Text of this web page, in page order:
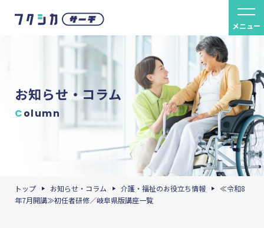
メニュー
お知らせ・コラム
Column
トップ お知らせ・コラム 介護・福祉のお役立ち情報
≪令和8
年7月開講≫初任者研修／岐阜県版講座一覧